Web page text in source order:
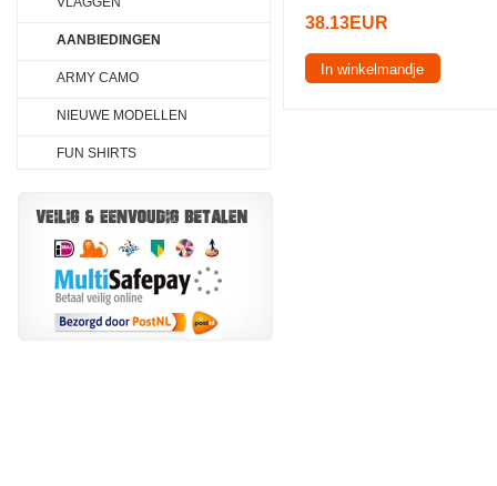
38.13EUR
In winkelmandje
AANBIEDINGEN
ARMY CAMO
NIEUWE MODELLEN
FUN SHIRTS